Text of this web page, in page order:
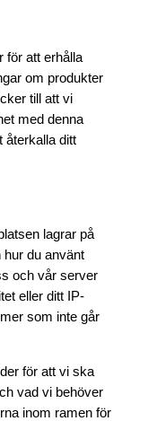
för att erhålla
om produkter
till att vi
med denna
återkalla ditt
lagrar på
hur du använt
och vår server
eller ditt IP-
som inte går
för att vi ska
vad vi behöver
inom ramen för